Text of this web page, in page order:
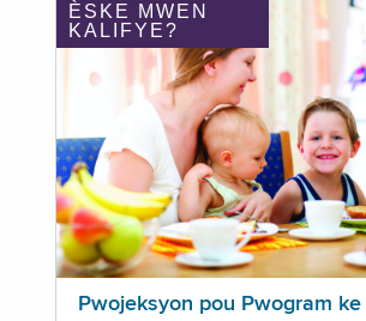
ÈSKE MWEN
KALIFYE?
Pwojeksyon pou Pwogram ke